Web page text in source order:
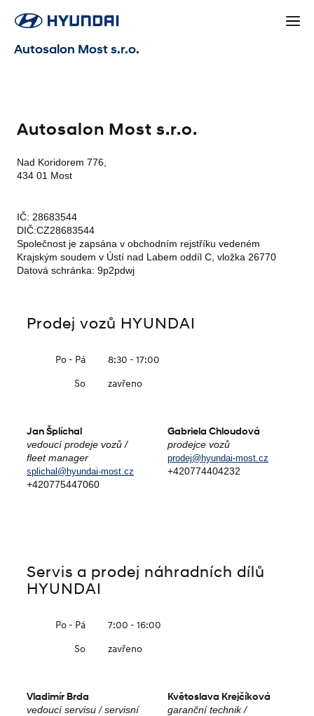
Autosalon Most s.r.o.
Autosalon Most s.r.o.
Nad Koridorem 776,
434 01 Most
IČ: 28683544
DIČ:CZ28683544
Společnost je zapsána v obchodním rejstříku vedeném
Krajským soudem v Ústí nad Labem oddíl C, vložka 26770
Datová schránka: 9p2pdwj
Prodej vozů HYUNDAI
Po - Pá
8:30 - 17:00
So
zavřeno
Jan Šplíchal
vedoucí prodeje vozů /
fleet manager
splichal@hyundai-most.cz
+420775447060
Gabriela Chloudová
prodejce vozů
prodej@hyundai-most.cz
+420774404232
Servis a prodej náhradních dílů
HYUNDAI
Po - Pá
7:00 - 16:00
So
zavřeno
Vladimír Brda
vedoucí servisu / servisní
Květoslava Krejčíková
garanční technik /